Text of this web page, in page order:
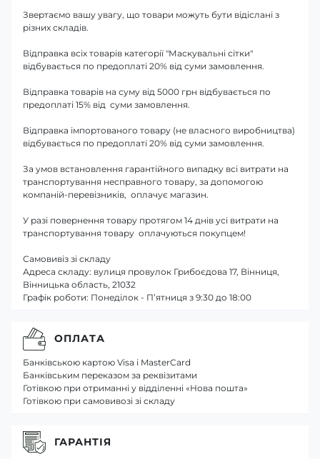
Звертаємо вашу увагу, що товари можуть бути відіслані з
різних складів.
Відправка всіх товарів категорії "Маскувальні сітки"
відбувається по предоплаті 20% від суми замовлення.
Відправка товарів на суму від 5000 грн відбувається по
предоплаті 15% від суми замовлення.
Відправка імпортованого товару (не власного виробництва)
відбувається по предоплаті 20% від суми замовлення.
За умов встановлення гарантійного випадку всі витрати на
транспортування несправного товару, за допомогою
компаній-перевізників, оплачує магазин.
У разі повернення товару протягом 14 днів усі витрати на
транспортування товару оплачуються покупцем!
Самовивіз зі складу
Адреса складу: вулиця провулок Грибоєдова 17, Вінниця,
Вінницька область, 21032
Графік роботи: Понеділок - П’ятниця з 9:30 до 18:00
ОПЛАТА
Банківською картою Visa і MasterCard
Банківським переказом за реквізитами
Готівкою при отриманні у відділенні «Нова пошта»
Готівкою при самовивозі зі складу
ГАРАНТІЯ